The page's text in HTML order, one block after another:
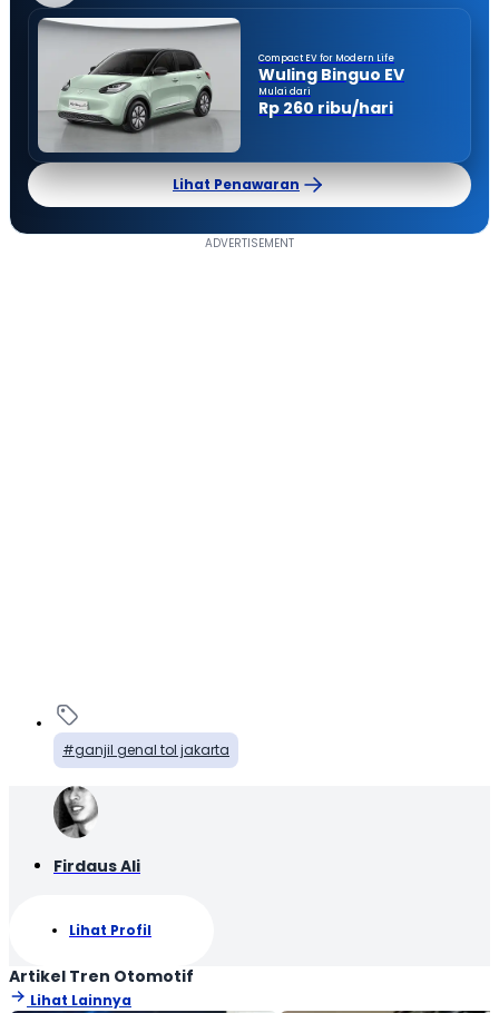
Compact EV for Modern Life
Wuling Binguo EV
Mulai dari
Rp 260 ribu/hari
Lihat Penawaran
ganjil genal tol jakarta
Firdaus Ali
Lihat Profil
Artikel Tren Otomotif
Lihat Lainnya